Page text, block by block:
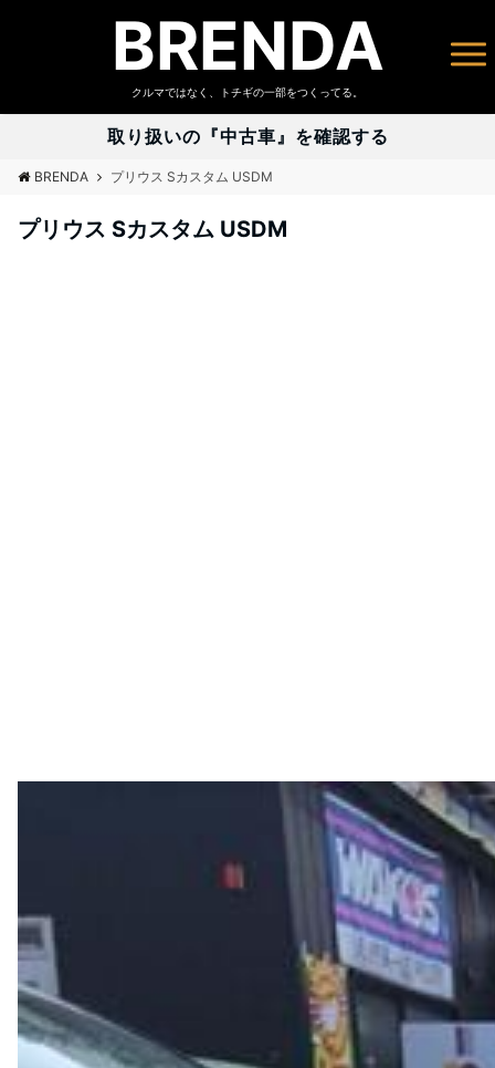
BRENDA
クルマではなく、トチギの一部をつくってる。
取り扱いの『中古車』を確認する
BRENDA プリウス Sカスタム USDM
プリウス Sカスタム USDM